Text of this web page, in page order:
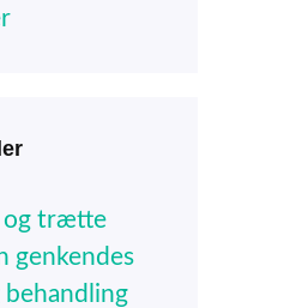
og trætte
genkendes
behandling